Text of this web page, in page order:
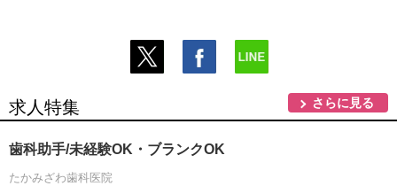
求人特集 さらに見る
歯科助手/未経験OK・ブランクOK
たかみざわ歯科医院